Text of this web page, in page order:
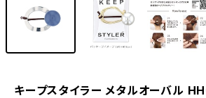
キープスタイラー メタルオーバル